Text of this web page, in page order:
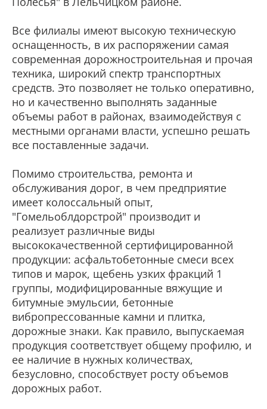
Все филиалы имеют высокую техническую
оснащенность, в их распоряжении самая
современная дорожностроительная и прочая
техника, широкий спектр транспортных
средств. Это позволяет не только оперативно,
но и качественно выполнять заданные
объемы работ в районах, взаимодействуя с
местными органами власти, успешно решать
все поставленные задачи.
Помимо строительства, ремонта и
обслуживания дорог, в чем предприятие
имеет колоссальный опыт,
"Гомельоблдорстрой" производит и
реализует различные виды
высококачественной сертифицированной
продукции: асфальтобетонные смеси всех
типов и марок, щебень узких фракций 1
группы, модифицированные вяжущие и
битумные эмульсии, бетонные
вибропрессованные камни и плитка,
дорожные знаки. Как правило, выпускаемая
продукция соответствует общему профилю, и
ее наличие в нужных количествах,
безусловно, способствует росту объемов
дорожных работ.